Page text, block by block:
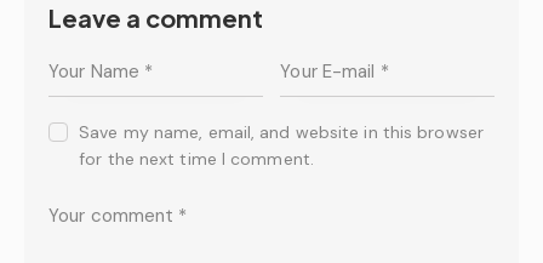
Leave a comment
Save my name, email, and website in this browser
for the next time I comment.